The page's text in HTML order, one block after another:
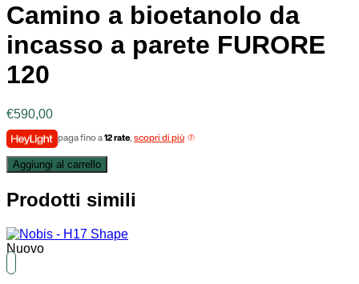
Camino a bioetanolo da
incasso a parete FURORE
120
€590,00
paga fino a12 rate, scopri di più
Aggiungi al carrello
Prodotti simili
Nuovo